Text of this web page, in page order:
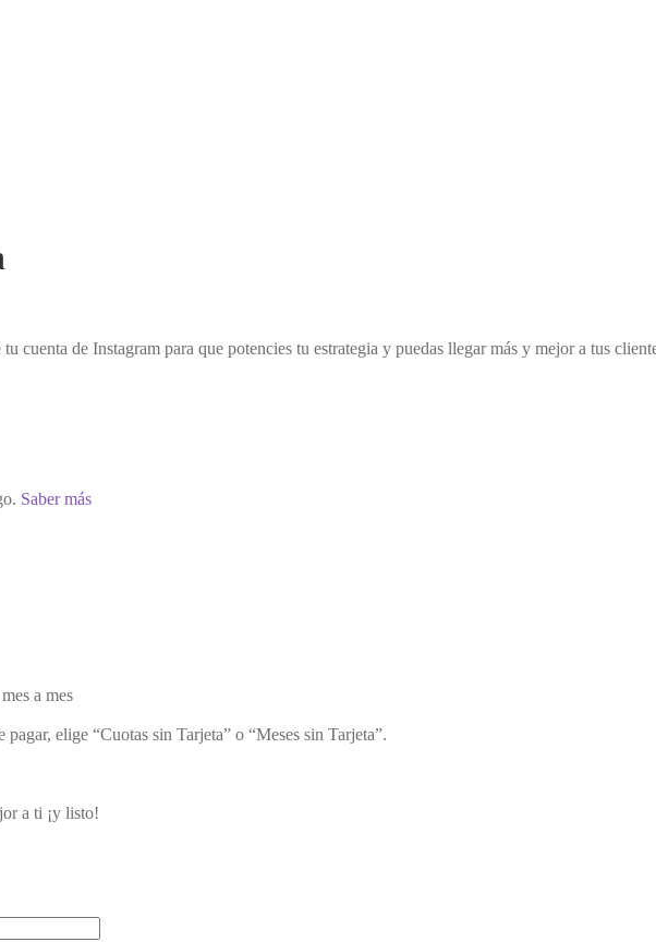
cuenta de Instagram para que potencies tu estrategia y puedas llegar más y mejor a tus
Saber más
a mes
elige “Cuotas sin Tarjeta” o “Meses sin Tarjeta”.
a ti ¡y listo!